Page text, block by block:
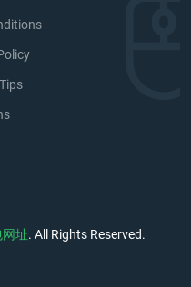
址. All Rights Reserved.